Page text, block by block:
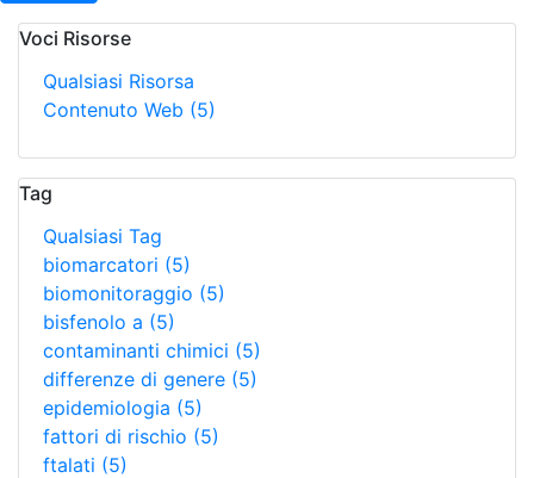
Voci Risorse
Qualsiasi Risorsa
Contenuto Web (5)
Tag
Qualsiasi Tag
biomarcatori (5)
biomonitoraggio (5)
bisfenolo a (5)
contaminanti chimici (5)
differenze di genere (5)
epidemiologia (5)
fattori di rischio (5)
ftalati (5)